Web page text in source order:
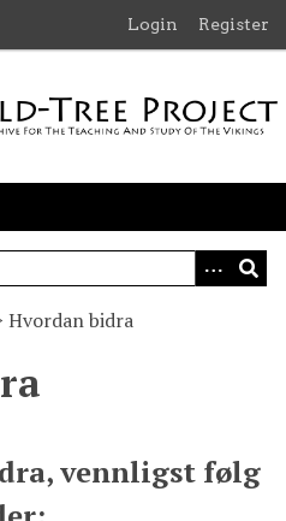
Login Register
Hvordan bidra
vennligst følg